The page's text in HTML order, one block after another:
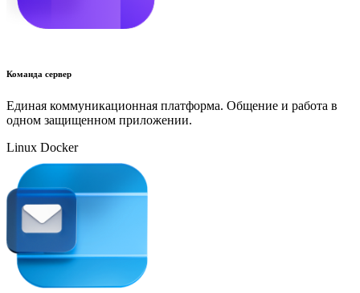
Команда сервер
Единая коммуникационная платформа. Общение и работа в
одном защищенном приложении.
Linux Docker